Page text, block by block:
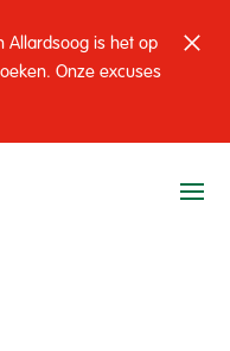
Allardsoog is het op
Onze excuses